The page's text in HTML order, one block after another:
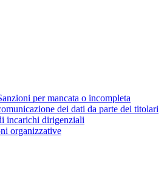
per mancata o incompleta
dei dati da parte dei titolari
incarichi dirigenziali
organizzative